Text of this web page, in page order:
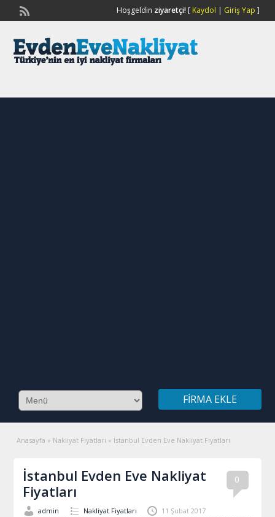
Hoşgeldin ziyaretçi![ Kaydol | Giriş Yap ]
FIRMA EKLE
Anasayfa » Nakliyat Fiyatları » İstanbul Evden Eve Nakliyat Fiyatları
0
İstanbul Evden Eve Nakliyat
Fiyatları
admin Nakliyat Fiyatları 11 Şubat 2017